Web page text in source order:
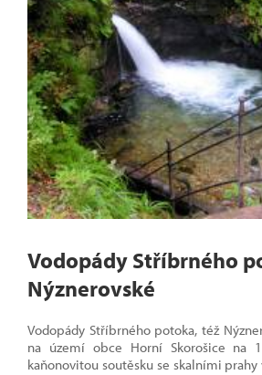
Vodopády Stříbrného
Nýznerovské
Vodopády Stříbrného potoka, též
na území obce Horní Skorošice na
kaňonovitou soutěsku se skalními